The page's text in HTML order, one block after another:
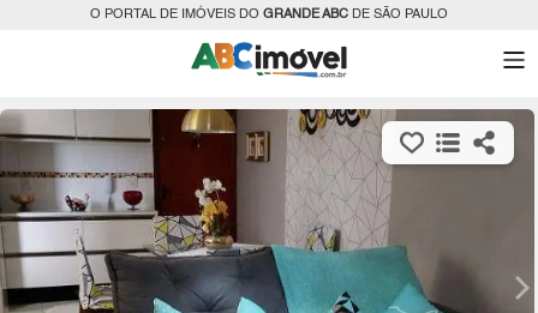
O PORTAL DE IMÓVEIS DO GRANDE ABC DE SÃO PAULO